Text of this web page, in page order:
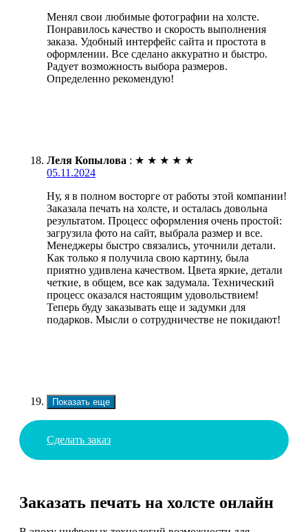
Менял свои любимые фотографии на холсте.
Понравилось качество и скорость выполнения
заказа. Удобный интерфейс сайта и простота в
оформлении. Все сделано аккуратно и быстро.
Радует возможность выбора размеров.
Определенно рекомендую!
Леля Копылова : ★ ★ ★ ★ ★
05.11.2024
Ну, я в полном восторге от работы этой компании!
Заказала печать на холсте, и осталась довольна
результатом. Процесс оформления очень простой:
загрузила фото на сайт, выбрала размер и все.
Менеджеры быстро связались, уточнили детали.
Как только я получила свою картину, была
приятно удивлена качеством. Цвета яркие, детали
четкие, в общем, все как задумала. Технический
процесс оказался настоящим удовольствием!
Теперь буду заказывать еще и задумки для
подарков. Мысли о сотрудничестве не покидают!
Показать еще
Сделать заказ
Заказать печать на холсте онлайн